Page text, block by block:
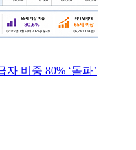
비중 80% ‘돌파’